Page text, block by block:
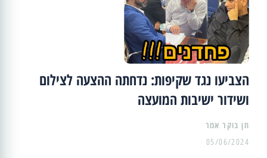
הצביעו נגד שקיפות: נדחתה ההצעה לצילום
ושידור ישיבות המועצה
05/06/2024